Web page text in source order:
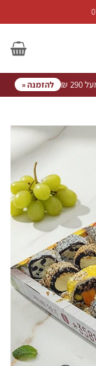
₪ להזמנה «